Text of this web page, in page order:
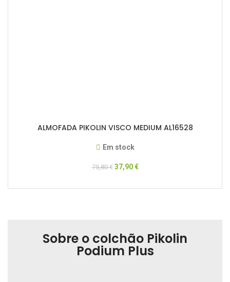
ALMOFADA PIKOLIN VISCO MEDIUM AL16528
Em stock
75,80€ 37,90€
Sobre o colchão Pikolin
Podium Plus